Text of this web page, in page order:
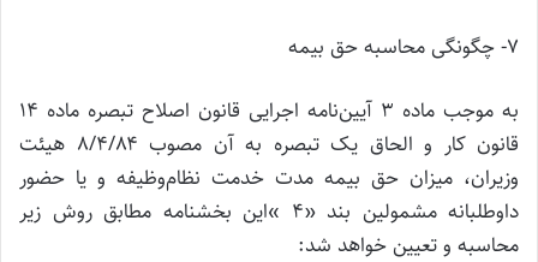
۷- چگونگی محاسبه حق بیمه
به موجب ماده ۳ آیین‌نامه اجرایی قانون اصلاح تبصره ماده ۱۴
قانون کار و الحاق یک تبصره به آن مصوب ۸/۴/۸۴ هیئت
وزیران، میزان حق بیمه مدت خدمت نظام‌وظیفه و یا حضور
داوطلبانه مشمولین بند «۴ »این بخشنامه مطابق روش زیر
محاسبه و تعیین خواهد شد: